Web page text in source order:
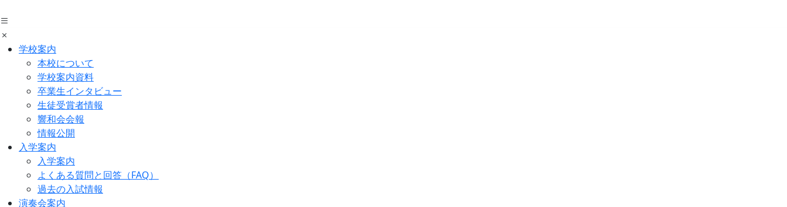
to
the
content学校案内
本校について
学校案内資料
卒業生インタビュー
生徒受賞者情報
響和会会報
情報公開
入学案内
入学案内
よくある質問と回答（FAQ）
過去の入試情報
演奏会案内